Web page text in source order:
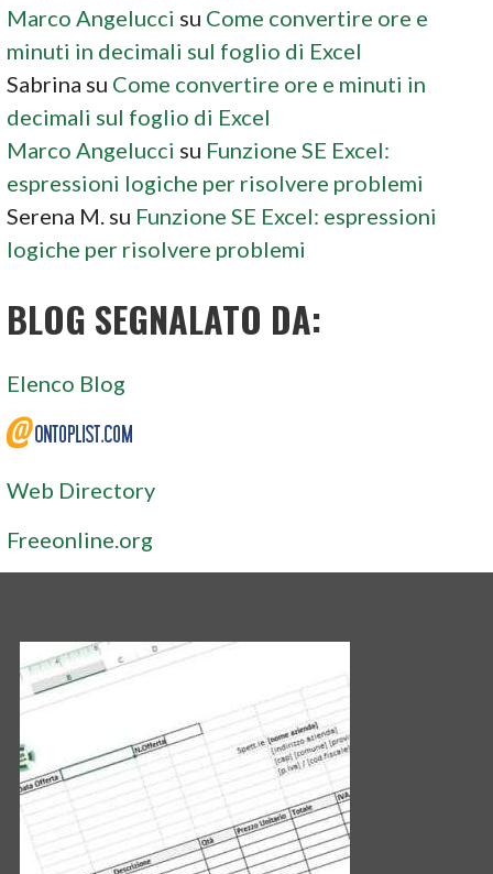
Marco Angelucci su Come convertire ore e
minuti in decimali sul foglio di Excel
Sabrina su Come convertire ore e minuti in
decimali sul foglio di Excel
Marco Angelucci su Funzione SE Excel:
espressioni logiche per risolvere problemi
Serena M. su Funzione SE Excel: espressioni
logiche per risolvere problemi
BLOG SEGNALATO DA:
Elenco Blog
Web Directory
Freeonline.org